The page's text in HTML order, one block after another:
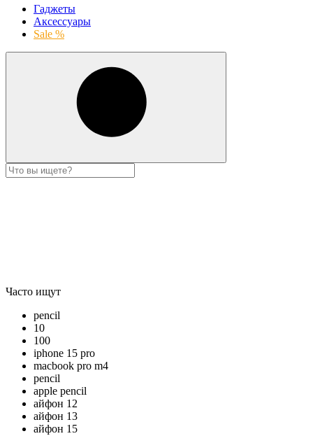
Гаджеты
Аксессуары
Sale %
Часто ищут
pencil
10
100
iphone 15 pro
macbook pro m4
pencil
apple pencil
айфон 12
айфон 13
айфон 15